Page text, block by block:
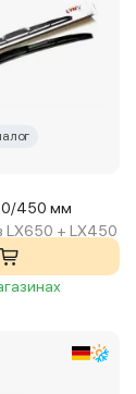
450 мм
LX650 + LX450